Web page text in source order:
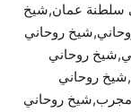
سلطنة عمان,شيخ
روحاني
روحاني
روحاني
روحاني